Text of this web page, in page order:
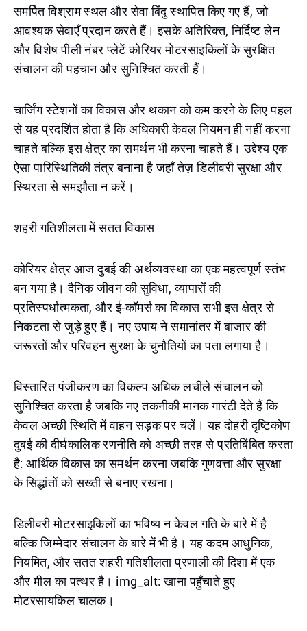
समर्पित विश्राम स्थल और सेवा बिंदु स्थापित किए गए हैं, जो
आवश्यक सेवाएँ प्रदान करते हैं। इसके अतिरिक्त, निर्दिष्ट लेन
और विशेष पीली नंबर प्लेटें कोरियर मोटरसाइकिलों के सुरक्षित
संचालन की पहचान और सुनिश्चित करती हैं।
चार्जिंग स्टेशनों का विकास और थकान को कम करने के लिए पहल
से यह प्रदर्शित होता है कि अधिकारी केवल नियमन ही नहीं करना
चाहते बल्कि इस क्षेत्र का समर्थन भी करना चाहते हैं। उद्देश्य एक
ऐसा पारिस्थितिकी तंत्र बनाना है जहाँ तेज़ डिलीवरी सुरक्षा और
स्थिरता से समझौता न करें।
शहरी गतिशीलता में सतत विकास
कोरियर क्षेत्र आज दुबई की अर्थव्यवस्था का एक महत्वपूर्ण स्तंभ
बन गया है। दैनिक जीवन की सुविधा, व्यापारों की
प्रतिस्पर्धात्मकता, और ई-कॉमर्स का विकास सभी इस क्षेत्र से
निकटता से जुड़े हुए हैं। नए उपाय ने समानांतर में बाजार की
जरूरतों और परिवहन सुरक्षा के चुनौतियों का पता लगाया है।
विस्तारित पंजीकरण का विकल्प अधिक लचीले संचालन को
सुनिश्चित करता है जबकि नए तकनीकी मानक गारंटी देते हैं कि
केवल अच्छी स्थिति में वाहन सड़क पर चलें। यह दोहरी दृष्टिकोण
दुबई की दीर्घकालिक रणनीति को अच्छी तरह से प्रतिबिंबित करता
है: आर्थिक विकास का समर्थन करना जबकि गुणवत्ता और सुरक्षा
के सिद्धांतों को सख्ती से बनाए रखना।
डिलीवरी मोटरसाइकिलों का भविष्य न केवल गति के बारे में है
बल्कि जिम्मेदार संचालन के बारे में भी है। यह कदम आधुनिक,
नियमित, और सतत शहरी गतिशीलता प्रणाली की दिशा में एक
और मील का पत्थर है। img_alt: खाना पहुँचाते हुए
मोटरसायकिल चालक।